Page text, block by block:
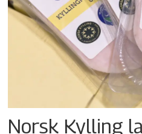
Norsk Kylling